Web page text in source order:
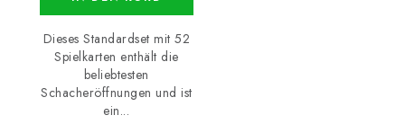
Dieses Standardset mit 52
Spielkarten enthält die
beliebtesten
Schacheröffnungen und ist
ein...